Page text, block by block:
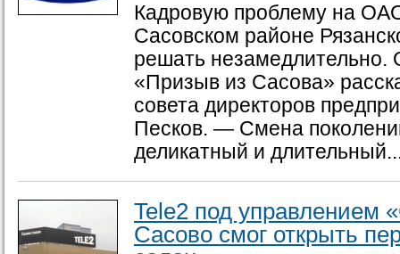
Кадровую проблему на
Сасовском районе
решать незамедлительно.
«Призыв из Сасова»
совета директоров
Песков. — Смена
деликатный и
Tele2 под управлением
Сасово смог открыть